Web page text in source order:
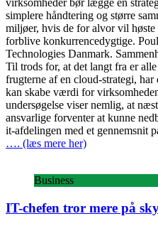
virksomheder bør lægge en
simplere håndtering og større
miljøer, hvis de for alvor vil
forblive konkurrencedygtige.
Technologies Danmark.
Til trods for, at det langt fra er
frugterne af en cloud-strategi,
kan skabe værdi for
undersøgelse viser nemlig, at
ansvarlige forventer at kunne
it-afdelingen med et gennemsnit
…. (læs mere her)
Business
IT-chefen tror mere på